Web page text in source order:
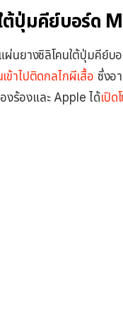
ต้ปุ่มคีย์บอร์ด
ผ่นยางซิลิโคนใต้ปุ่มคีย์
ข้าไปติดกลไกผีเสื้อ ซึ่งอ
งร้องและ Apple ได้เปิด